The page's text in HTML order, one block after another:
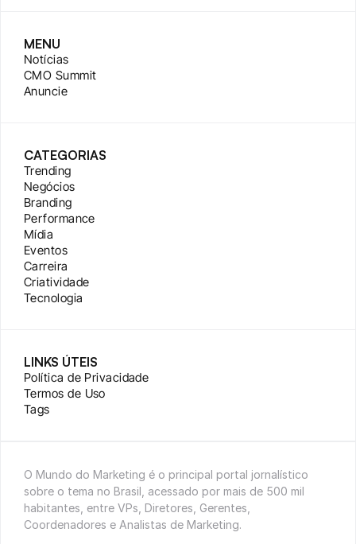
MENU
Notícias
CMO Summit
Anuncie
CATEGORIAS
Trending
Negócios
Branding
Performance
Mídia
Eventos
Carreira
Criatividade
Tecnologia
LINKS ÚTEIS
Política de Privacidade
Termos de Uso
Tags
O Mundo do Marketing é o principal portal jornalístico
sobre o tema no Brasil, acessado por mais de 500 mil
habitantes, entre VPs, Diretores, Gerentes,
Coordenadores e Analistas de Marketing.